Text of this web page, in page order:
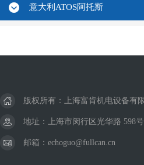
意大利ATOS阿托斯
版权所有：上海富肯机电设备有
地址：上海市闵行区光华路 598
邮箱：echoguo@fullcan.cn